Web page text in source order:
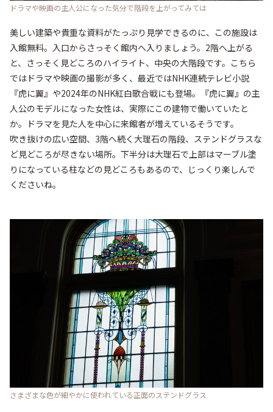
ドラマや映画の主人公になった気分で階段を上がってみては
美しい建築や貴重な資料がたっぷり見学できるのに、この施設は
入館無料。入口からさっそく館内へ入りましょう。2階へ上がる
と、さっそく見どころのハイライト、中央の大階段です。こちら
ではドラマや映画の撮影が多く、最近ではNHK連続テレビ小説
『虎に翼』や2024年のNHK紅白歌合戦にも登場。『虎に翼』の主
人公のモデルになった女性は、実際にこの建物で働いていたと
か。ドラマを見た人を中心に来館者が増えているそうです。
吹き抜けの広い空間、3階へ続く大理石の階段、ステンドグラスな
ど見どころが尽きない場所。下半分は大理石で上部はマーブル塗
りになっている柱などの見どころもあるので、じっくり楽しんで
くださいね。
さまざまな色が細やかに使われている正面のステンドグラス